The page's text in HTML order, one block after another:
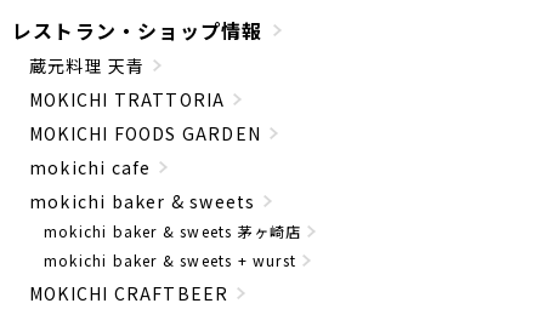
レストラン・ショップ情報
蔵元料理 天青
MOKICHI TRATTORIA
MOKICHI FOODS GARDEN
mokichi cafe
mokichi baker & sweets
mokichi baker & sweets 茅ヶ崎店
mokichi baker & sweets + wurst
MOKICHI CRAFTBEER